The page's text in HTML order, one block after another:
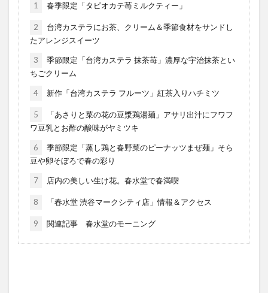
1 春季限定「タピオカテ苺ミルクティー」
2
台湾カステラにお茶、クリーム＆季節食材をサンドし
たアレンジスイーツ
3
季節限定「台湾カステラ 抹茶苺」濃厚な宇治抹茶とい
ちごクリーム
4 新作「台湾カステラ フルーツ」紅茶入りハチミツ
5
「あさりと菜の花の豆漿鶏湯麺」アサリ出汁にフワフ
ワ豆乳とお酢の酸味がヤミツキ
6
季節限定「蒸し鶏と春野菜のピーナッツまぜ麺」そら
豆や卵そぼろで春の彩り
7 店内の美しい生け花。春水堂で春満喫
8 「春水堂 渋谷マークシティ店」情報＆アクセス
9 関連記事 春水堂のモーニング